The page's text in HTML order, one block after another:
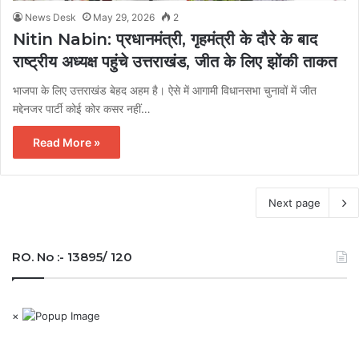
News Desk May 29, 2026 2
Nitin Nabin: प्रधानमंत्री, गृहमंत्री के दौरे के बाद
राष्ट्रीय अध्यक्ष पहुंचे उत्तराखंड, जीत के लिए झोंकी ताकत
भाजपा के लिए उत्तराखंड बेहद अहम है। ऐसे में आगामी विधानसभा चुनावों में जीत
मद्देनजर पार्टी कोई कोर कसर नहीं…
Read More »
Next page
RO. No :- 13895/ 120
×